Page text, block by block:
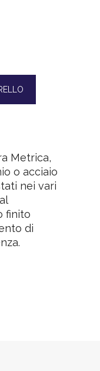
Metrica,
o acciaio
nei vari
finito
di